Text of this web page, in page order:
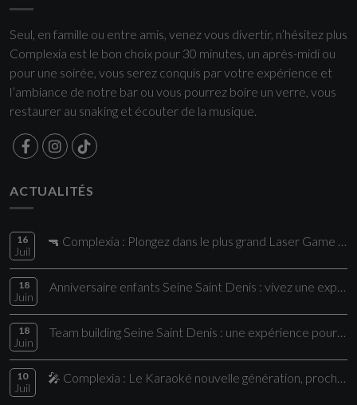
Seul, en famille ou entre amis, venez vous divertir, n’hésitez plus
Complexia est le bon choix pour 30 minutes, un après-midi ou
pour une soirée, vous serez conquis par votre expérience et
l’ambiance de notre bar ou vous pourrez boire un verre, vous
restaurer au snaking et écouter de la musique.
ACTUALITÉS
16
Juil
🔫 Complexia : Plongez dans le plus grand Laser Game de la région !
18
Juin
Anniversaire enfants Seine Saint Denis : vivez une expérience unique chez Comple
18
Juin
Team building Seine Saint Denis : une expérience pour vos collaborateurs
10
Juil
🎤 Complexia : Le Karaoké nouvelle génération, proche de Paris